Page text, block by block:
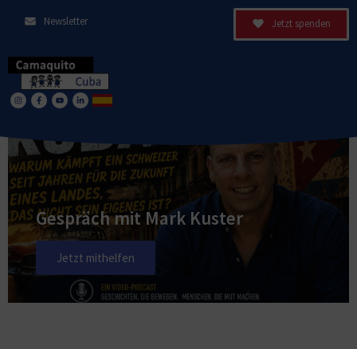
Newsletter Jetzt spenden
Gespräch mit Mark Kuster
Jetzt mithelfen